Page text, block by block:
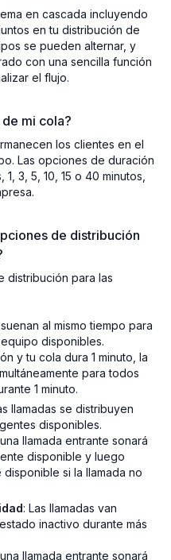
en cascada incluyendo
en tu distribución de
se pueden alternar, y
con una sencilla función
el flujo.
mi cola?
los clientes en el
Las opciones de duración
3, 5, 10, 15 o 40 minutos,
de distribución
distribución para las
al mismo tiempo para
disponibles.
y tu cola dura 1 minuto, la
para todos
1 minuto.
llamadas se distribuyen
disponibles.
llamada entrante sonará
disponible y luego
si la llamada no
: Las llamadas van
inactivo durante más
llamada entrante sonará